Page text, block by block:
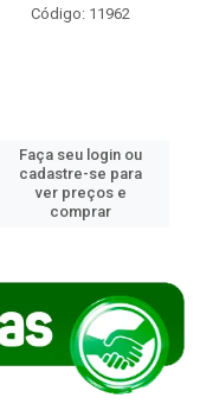
Código: 11962
Faça seu login ou
cadastre-se para
ver preços e
comprar